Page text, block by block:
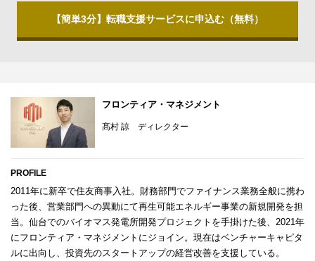
【簡単3分】転職支援サービスに申込む（無料）
フロンティア・マネジメント
髙村 諒 ディレクター
PROFILE
2011年に新卒で住友商事入社。財務部門でファイナンス業務全般に携わ
った後、営業部門への異動にて再生可能エネルギー事業の新規開発を担
当。仙台でのバイオマス発電所開発プロジェクトを手掛けた後、2021年
にフロンティア・マネジメントにジョイン。現在はベンチャーキャピタ
ルに出向し、投資先のスタートアップの経営改善を支援している。